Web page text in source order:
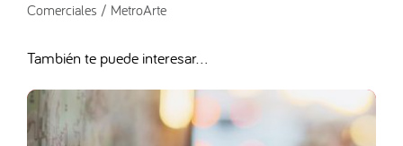
Comerciales / MetroArte
También te puede interesar...